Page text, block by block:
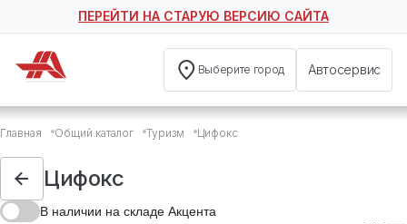
ПЕРЕЙТИ НА СТАРУЮ ВЕРСИЮ САЙТА
Выберите город Автосервис
Цифокс
Цифокс от комаров и клещей
Главная Общий каталог Туризм Цифокс
Цифокс
В наличии на складе Акцента